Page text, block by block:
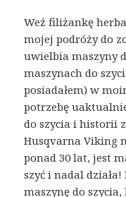
Weź filiżankę
mojej podróży do
uwielbia maszyny
maszynach do
posiadałem) w
potrzebę
do szycia i historii
Husqvarna Viking
ponad 30 lat, jest
szyć i nadal działa!
maszynę do